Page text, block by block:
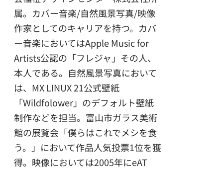
属。カバー音楽/自然風景写真/映像
作家としてのキャリアを持つ。カバ
ー音楽においてはApple Music for
Artists公認の「フレジャ」その人、
本人である。自然風景写真において
は、MX LINUX 21公式壁紙
「Wildfolower」のデフォルト壁紙
制作などを担当。富山市ガラス美術
館の展覧会「僕らはこれでメシを食
う。」において作品人気投票1位を獲
得。映像においては2005年にeAT